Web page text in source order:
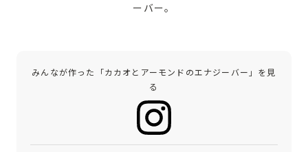
ーバー。
みんなが作った「カカオとアーモンドのエナジーバー」を見
る